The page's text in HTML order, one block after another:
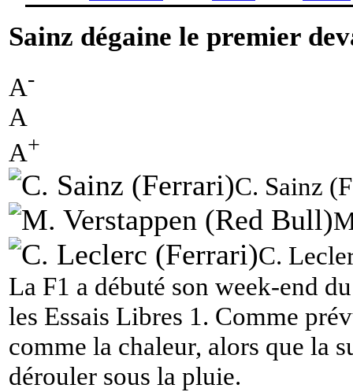
Sainz dégaine le premier
A-
A
A+
C. Sainz
C.
La F1 a débuté son week-end
les Essais Libres 1. Comme
comme la chaleur, alors que la
dérouler sous la pluie.